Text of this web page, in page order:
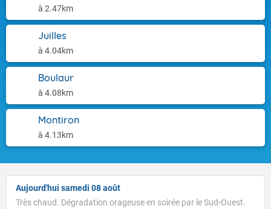
à 2.47km
Juilles
à 4.04km
Boulaur
à 4.08km
Montiron
à 4.13km
Aujourd'hui samedi 08 août
Très chaud. Dégradation orageuse en soirée par le Sud-Ouest.